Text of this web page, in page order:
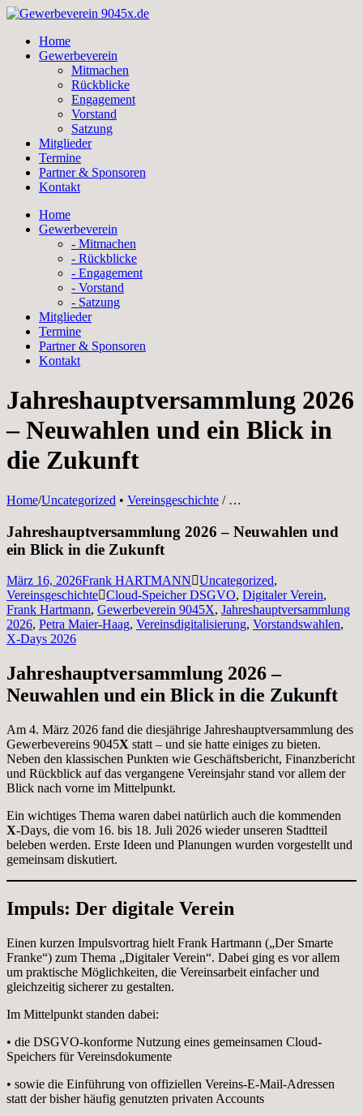
Skip
contentHome
Gewerbeverein
Mitmachen
Rückblicke
Engagement
Vorstand
Satzung
Mitglieder
Termine
Partner & Sponsoren
Kontakt
Home
Gewerbeverein
- Mitmachen
- Rückblicke
- Engagement
- Vorstand
- Satzung
Mitglieder
Termine
Partner & Sponsoren
Kontakt
Jahreshauptversammlung 2026
– Neuwahlen und ein Blick in
die Zukunft
Home/Uncategorized • Vereinsgeschichte /…
Jahreshauptversammlung 2026 – Neuwahlen und
ein Blick in die Zukunft
März 16, 2026Frank HARTMANN Uncategorized,
Vereinsgeschichte Cloud-Speicher DSGVO, Digitaler Verein,
Frank Hartmann, Gewerbeverein 9045X, Jahreshauptversammlung
2026, Petra Maier-Haag, Vereinsdigitalisierung, Vorstandswahlen,
X-Days 2026
Jahreshauptversammlung 2026 –
Neuwahlen und ein Blick in die Zukunft
Am 4. März 2026 fand die diesjährige Jahreshauptversammlung des
Gewerbevereins 9045X statt – und sie hatte einiges zu bieten.
Neben den klassischen Punkten wie Geschäftsbericht, Finanzbericht
und Rückblick auf das vergangene Vereinsjahr stand vor allem der
Blick nach vorne im Mittelpunkt.
Ein wichtiges Thema waren dabei natürlich auch die kommenden
X-Days, die vom 16. bis 18. Juli 2026 wieder unseren Stadtteil
beleben werden. Erste Ideen und Planungen wurden vorgestellt und
gemeinsam diskutiert.
Impuls: Der digitale Verein
Einen kurzen Impulsvortrag hielt Frank Hartmann („Der Smarte
Franke“) zum Thema „Digitaler Verein“. Dabei ging es vor allem
um praktische Möglichkeiten, die Vereinsarbeit einfacher und
gleichzeitig sicherer zu gestalten.
Im Mittelpunkt standen dabei:
• die DSGVO-konforme Nutzung eines gemeinsamen Cloud-
Speichers für Vereinsdokumente
• sowie die Einführung von offiziellen Vereins-E-Mail-Adressen
statt der bisher häufig genutzten privaten Accounts